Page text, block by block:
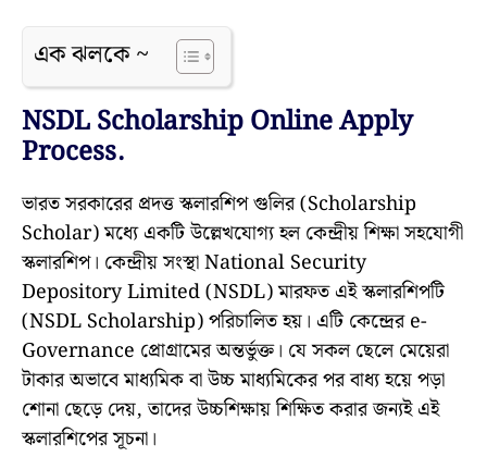
এক ঝলকে ~
NSDL Scholarship Online Apply
Process.
ভারত সরকারের প্রদত্ত স্কলারশিপ গুলির (Scholarship
Scholar) মধ্যে একটি উল্লেখযোগ্য হল কেন্দ্রীয় শিক্ষা সহযোগী
স্কলারশিপ। কেন্দ্রীয় সংস্থা National Security
Depository Limited (NSDL) মারফত এই স্কলারশিপটি
(NSDL Scholarship) পরিচালিত হয়। এটি কেন্দ্রের e-
Governance প্রোগ্রামের অন্তর্ভুক্ত। যে সকল ছেলে মেয়েরা
টাকার অভাবে মাধ্যমিক বা উচ্চ মাধ্যমিকের পর বাধ্য হয়ে পড়া
শোনা ছেড়ে দেয়, তাদের উচ্চশিক্ষায় শিক্ষিত করার জন্যই এই
স্কলারশিপের সূচনা।